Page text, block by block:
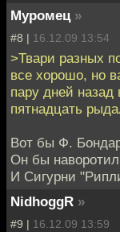
Муромец »
#8 | 16.12.09 13:54
>Твари разных
все хорошо, но
пару дней
пятнадцать
Вот бы Ф.
Он бы
И Сигурни
NidhoggR »
#9 | 16.12.09 13:59